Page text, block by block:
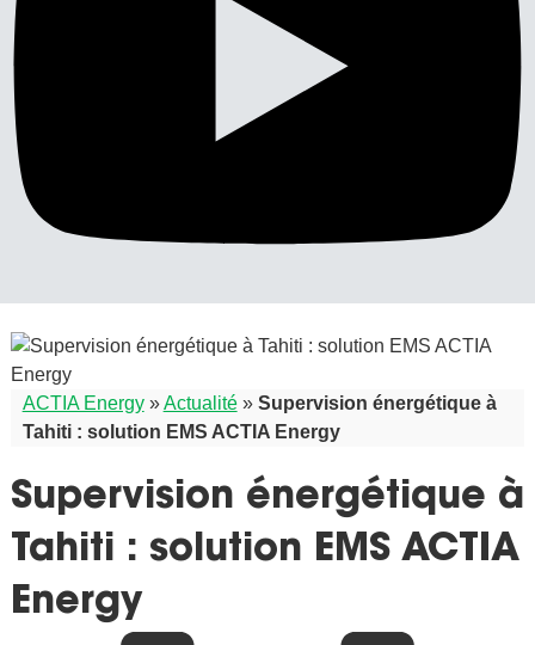
ACTIA Energy»Actualité» Supervision énergétique à
Tahiti : solution EMS ACTIA Energy
Supervision énergétique à
Tahiti : solution EMS ACTIA
Energy